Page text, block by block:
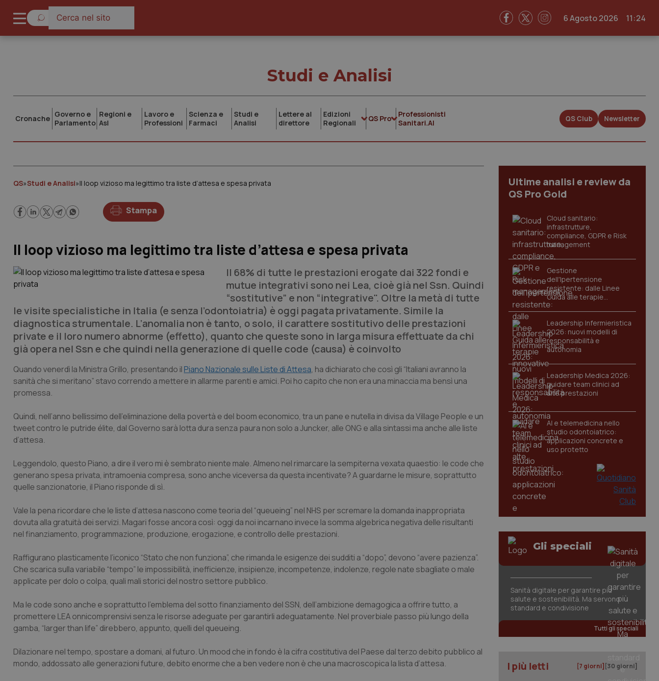
6 Agosto 2026 11:24
Studi e Analisi
Cronache Governo e
Parlamento
Regioni e
Asl
Lavoro e
Professioni
Scienza e
Farmaci
Studi e
Analisi
Lettere al
direttore
Edizioni
Regionali
QS Pro
Professionisti
Sanitari.AI
QS Club Newsletter
QS»Studi e Analisi»Il loop vizioso ma legittimo tra liste d’attesa e spesa privata
Stampa
Il loop vizioso ma legittimo tra liste d’attesa e spesa privata
Il 68% di tutte le prestazioni erogate dai 322 fondi e
mutue integrativi sono nei Lea, cioè già nel Ssn. Quindi
“sostitutive” e non “integrative". Oltre la metà di tutte
le visite specialistiche in Italia (e senza l’odontoiatria) è oggi pagata privatamente. Simile la
diagnostica strumentale. L’anomalia non è tanto, o solo, il carattere sostitutivo delle prestazioni
private e il loro numero abnorme (effetto), quanto che queste sono in larga misura effettuate da chi
già opera nel Ssn e che quindi nella generazione di quelle code (causa) è coinvolto
Quando venerdì la Ministra Grillo, presentando ilPiano Nazionale sulle Liste di Attesa, ha dichiarato che così gli “Italiani avranno la
sanità che si meritano” stavo correndo a mettere in allarme parenti e amici. Poi ho capito che non era una minaccia ma bensì una
promessa.
Quindi, nell’anno bellissimo dell’eliminazione della povertà e del boom economico, tra un pane e nutella in divisa da Village People e un
tweet contro le putride élite, dal Governo sarà lotta dura senza paura non solo a Juncker, alle ONG e alla sintassi ma anche alle liste
d’attesa.
Leggendolo, questo Piano, a dire il vero mi è sembrato niente male. Almeno nel rimarcare la sempiterna vexata quaestio: le code che
generano spesa privata, intramoenia compresa, sono anche viceversa da questa incentivate? A guardarne le misure, soprattutto
quelle sanzionatorie, il Piano risponde di sì.
Vale la pena ricordare che le liste d’attesa nascono come teoria del “queueing” nel NHS per scremare la domanda inappropriata
dovuta alla gratuità dei servizi. Magari fosse ancora così: oggi da noi incarnano invece la somma algebrica negativa delle risultanti
nel finanziamento, programmazione, produzione, erogazione, e controllo delle prestazioni.
Raffigurano plasticamente l’iconico “Stato che non funziona”, che rimanda le esigenze dei sudditi a “dopo”, devono “avere pazienza”.
Che scarica sulla variabile “tempo” le impossibilità, inefficienze, insipienze, incompetenze, indolenze, regole nate sbagliate o male
applicate per dolo o colpa, quali mali storici del nostro settore pubblico.
Ma le code sono anche e soprattutto l’emblema del sotto finanziamento del SSN, dell’ambizione demagogica a offrire tutto, a
promettere LEA onnicomprensivi senza le risorse adeguate per garantirli adeguatamente. Nel proverbiale passo più lungo della
gamba, “larger than life” direbbero, appunto, quelli del queueing.
Dilazionare nel tempo, spostare a domani, al futuro. Un mood che in fondo è la cifra costitutiva del Paese dal terzo debito pubblico al
mondo, addossato alle generazioni future, debito enorme che a ben vedere non è che una macroscopica la lista d’attesa.
Ultime analisi e review da
QS Pro Gold
Cloud sanitario:
infrastrutture,
compliance, GDPR e Risk
management
Gestione
dell'Ipertensione
resistente: dalle Linee
Guida alle terapie
innovative
Leadership Infermieristica
2026: nuovi modelli di
responsabilità e
autonomia
Leadership Medica 2026:
guidare team clinici ad
alte prestazioni
AI e telemedicina nello
studio odontoiatrico:
applicazioni concrete e
uso protetto
Gli speciali
Sanità digitale per garantire più
salute e sostenibilità. Ma servono
standard e condivisione
Tutti gli speciali
I più letti [7 giorni] [30 giorni]